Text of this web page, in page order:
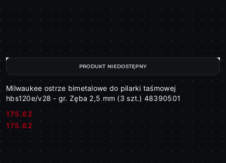
Milwaukee ostrze bimetalowe do pilarki taśmowej
hbs120e/v28 - gr. Zęba 2,5 mm (3 szt.) 48390501
Cena:
175.62
Cena:
175.62
PRODUKT NIEDOSTĘPNY